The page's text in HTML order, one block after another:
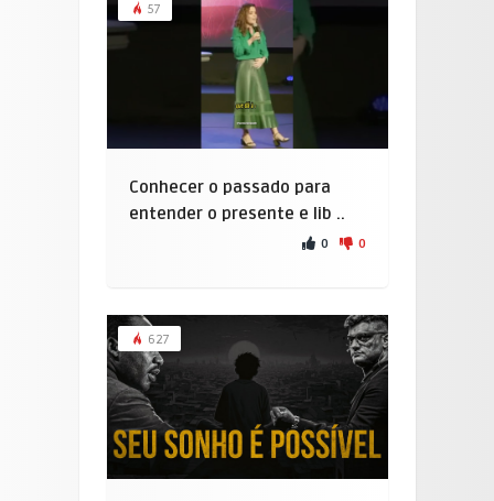
57
Conhecer o passado para
entender o presente e lib ..
0 0
627